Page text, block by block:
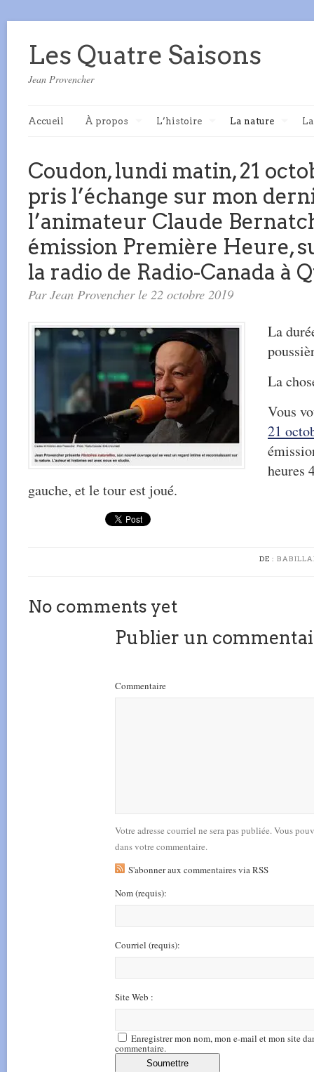
Les Quatre Saisons
Jean Provencher
Accueil À propos L’histoire La nature
Coudon, lundi matin, 21
pris l’échange sur mon
l’animateur Claude
émission Première Heure,
la radio de Radio-Canada à
Par Jean Provencher le 22 octobre 2019
La
La
Vous
21
heures
gauche, et le tour est joué.
DE :
No comments yet
Publier un
Commentaire
Votre adresse courriel ne sera pas publiée. Vous
dans votre commentaire.
S'abonner aux commentaires via RSS
Nom(requis):
Courriel (requis):
Site Web :
Enregistrer mon nom, mon e-mail et mon site
commentaire.